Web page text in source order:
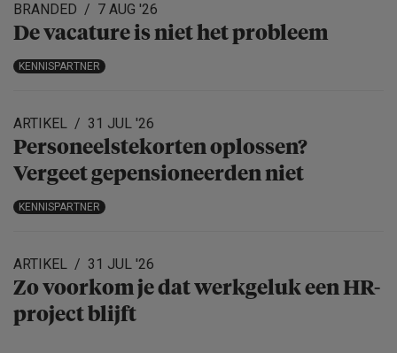
BRANDED 7 AUG '26
De vacature is niet het probleem
KENNISPARTNER
ARTIKEL 31 JUL '26
Personeels­te­korten oplossen?
Vergeet gepensio­neerden niet
KENNISPARTNER
ARTIKEL 31 JUL '26
Zo voorkom je dat werkgeluk een HR-
project blijft